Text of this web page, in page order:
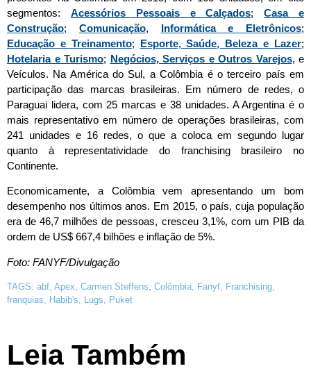
segmentos: Acessórios Pessoais e Calçados;Casa e
Construção; Comunicação, Informática e Eletrônicos;
Educação e Treinamento; Esporte, Saúde, Beleza e Lazer;
Hotelaria e Turismo; Negócios, Serviços e Outros Varejos, e
Veículos. Na América do Sul, a Colômbia é o terceiro país em
participação das marcas brasileiras. Em número de redes, o
Paraguai lidera, com 25 marcas e 38 unidades. A Argentina é o
mais representativo em número de operações brasileiras, com
241 unidades e 16 redes, o que a coloca em segundo lugar
quanto à representatividade do franchising brasileiro no
Continente.
Economicamente, a Colômbia vem apresentando um bom
desempenho nos últimos anos. Em 2015, o país, cuja população
era de 46,7 milhões de pessoas, cresceu 3,1%, com um PIB da
ordem de US$ 667,4 bilhões e inflação de 5%.
Foto: FANYF/Divulgação
TAGS: abf, Apex, Carmen Steffens, Colômbia, Fanyf, Franchising,
franquias, Habib's, Lugs, Puket
Leia Também